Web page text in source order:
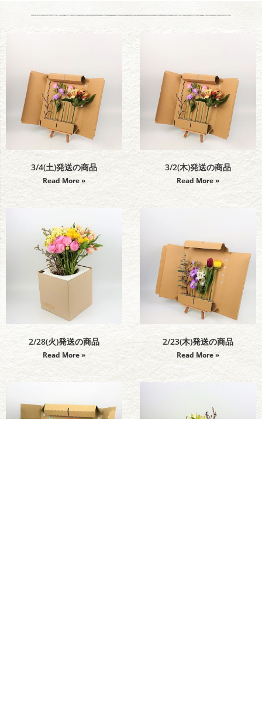
3/4(土)発送の商品
Read More »
3/2(木)発送の商品
Read More »
2/28(火)発送の商品
Read More »
2/23(木)発送の商品
Read More »